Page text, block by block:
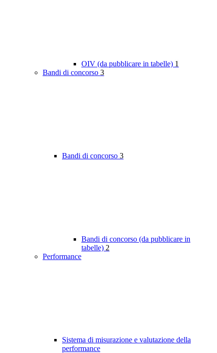
OIV (da pubblicare in tabelle) 1
Bandi di concorso 3
Bandi di concorso 3
Bandi di concorso (da pubblicare in
tabelle) 2
Performance
Sistema di misurazione e valutazione della
performance